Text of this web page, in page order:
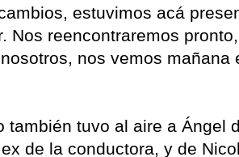
estuvimos acá
Nos reencontraremos
nos vemos mañana
también tuvo al aire a Ángel
de la conductora, y de